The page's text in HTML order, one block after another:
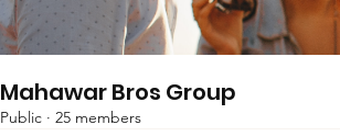
Mahawar Bros Group
Public · 25 members